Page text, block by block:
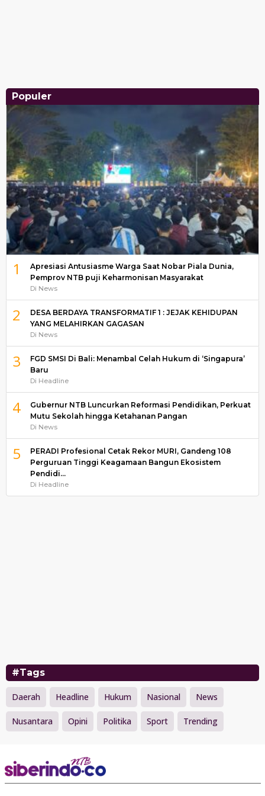
Populer
1
Apresiasi Antusiasme Warga Saat Nobar Piala Dunia,
Pemprov NTB puji Keharmonisan Masyarakat
Di News
2
DESA BERDAYA TRANSFORMATIF 1 : JEJAK KEHIDUPAN
YANG MELAHIRKAN GAGASAN
Di News
3
FGD SMSI Di Bali: Menambal Celah Hukum di ‘Singapura’
Baru
Di Headline
4
Gubernur NTB Luncurkan Reformasi Pendidikan, Perkuat
Mutu Sekolah hingga Ketahanan Pangan
Di News
5
PERADI Profesional Cetak Rekor MURI, Gandeng 108
Perguruan Tinggi Keagamaan Bangun Ekosistem
Pendidi…
Di Headline
#Tags
Daerah Headline Hukum Nasional News
Nusantara Opini Politika Sport Trending